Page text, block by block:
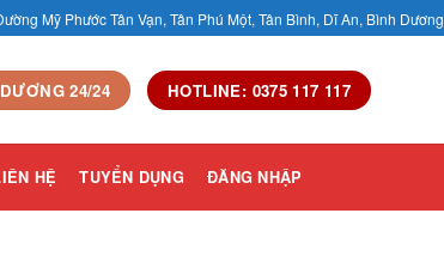
Mỹ Phước Tân Vạn, Tân Phú Một, Tân Bình, Dĩ An, Bình Dương
24/24 HOTLINE: 0375 117 117
HỆ TUYỂN DỤNG ĐĂNG NHẬP